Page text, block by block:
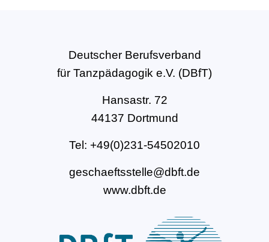
Deutscher Berufsverband
für Tanzpädagogik e.V. (DBfT)
Hansastr. 72
44137 Dortmund
Tel: +49(0)231-54502010
geschaeftsstelle@dbft.de
www.dbft.de